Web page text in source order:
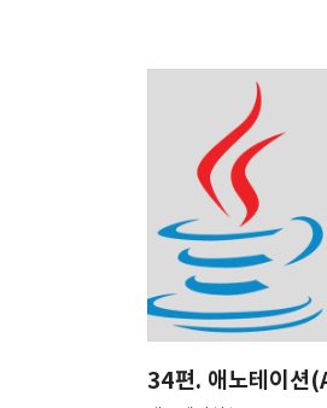
..., 상수N } 열거형을 사
논리적으로 그룹화할 수
남, 북)를 나타내려면 열
enum
NORTH } 열거형 필드
클래스와 동일하고(즉,..
34편. 애노테이